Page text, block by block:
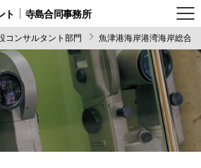
ト 寺島合同事務所
コンサルタント部門 魚津港海岸港湾海岸総合